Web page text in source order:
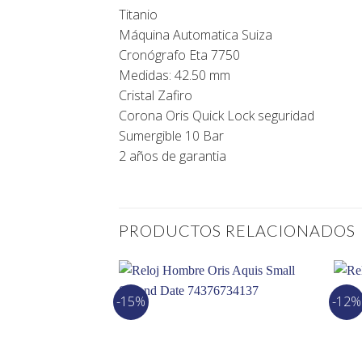
Titanio
Máquina Automatica Suiza
Cronógrafo Eta 7750
Medidas: 42.50 mm
Cristal Zafiro
Corona Oris Quick Lock seguridad
Sumergible 10 Bar
2 años de garantia
PRODUCTOS RELACIONADOS
-15% -12%